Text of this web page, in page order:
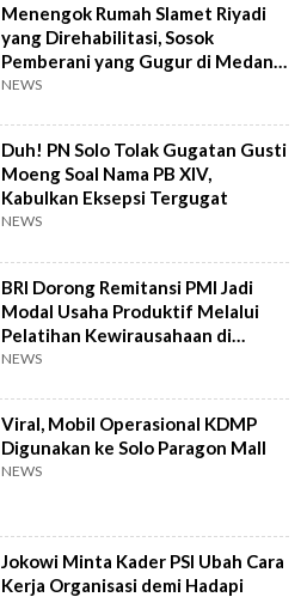
Menengok Rumah Slamet Riyadi
yang Direhabilitasi, Sosok
Pemberani yang Gugur di Medan
Perang
NEWS
Duh! PN Solo Tolak Gugatan Gusti
Moeng Soal Nama PB XIV,
Kabulkan Eksepsi Tergugat
NEWS
BRI Dorong Remitansi PMI Jadi
Modal Usaha Produktif Melalui
Pelatihan Kewirausahaan di
Taiwan
NEWS
Viral, Mobil Operasional KDMP
Digunakan ke Solo Paragon Mall
NEWS
Jokowi Minta Kader PSI Ubah Cara
Kerja Organisasi demi Hadapi